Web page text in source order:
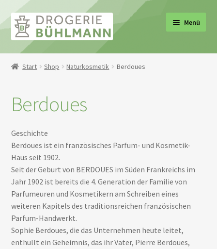
Zur
Navigation
springen
Zum
Inhalt
springen
Menü
Start Shop Naturkosmetik Berdoues
Berdoues
Geschichte
Berdoues ist ein französisches Parfum- und Kosmetik-
Haus seit 1902.
Seit der Geburt von BERDOUES im Süden Frankreichs im
Jahr 1902 ist bereits die 4. Generation der Familie von
Parfumeuren und Kosmetikern am Schreiben eines
weiteren Kapitels des traditionsreichen französischen
Parfum-Handwerkt.
Sophie Berdoues, die das Unternehmen heute leitet,
enthüllt ein Geheimnis, das ihr Vater, Pierre Berdoues,